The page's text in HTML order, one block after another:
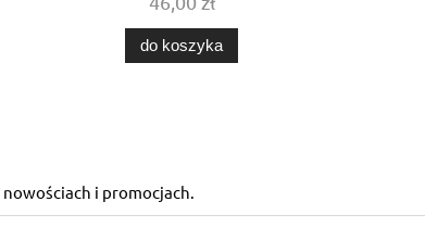
do koszyka
i promocjach.